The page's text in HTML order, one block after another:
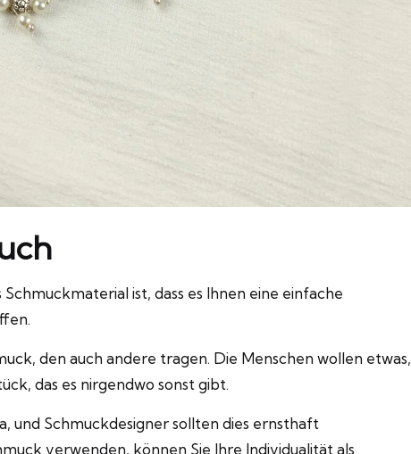
ist, dass es Ihnen eine einfache
den auch andere tragen. Die Menschen wollen etwas,
das es nirgendwo sonst gibt.
und Schmuckdesigner sollten dies ernsthaft
verwenden, können Sie Ihre Individualität als